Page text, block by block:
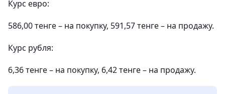
Курс евро:
586,00 тенге – на покупку, 591,57 тенге – на продажу.
Курс рубля:
6,36 тенге – на покупку, 6,42 тенге – на продажу.